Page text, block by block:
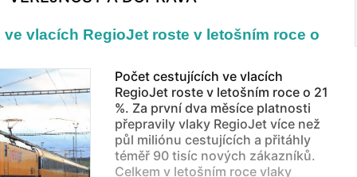
vlacích RegioJet roste v letošním roce o
Počet cestujících ve vlacích
RegioJet roste v letošním roce o 21
%. Za první dva měsíce platnosti
přepravily vlaky RegioJet více než
půl miliónu cestujících a přitáhly
téměř 90 tisíc nových zákazníků.
Celkem v letošním roce vlaky